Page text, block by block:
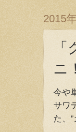
2015
ニ！
今や
サワ
た、